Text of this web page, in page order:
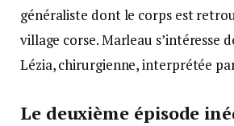
généraliste dont le corps est
village corse. Marleau s’intéresse
Lézia, chirurgienne, interprétée
Le deuxième épisode